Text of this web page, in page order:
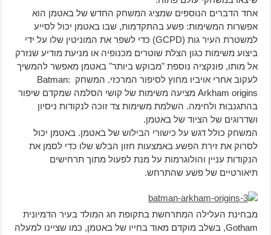
אחד הדברים הנוספים שמציג המשחק החדש של באטמן הוא
אפשרות המשימות: פשע בהתקדמות, שבו באטמן יכול לסייע
למשטרת העיר גות (GCPD) כדי לשפר את המוניטין שלו על ידי
ביצוע משימות כגון הצלת שוטרים מכנופיה או מניעת מודיע שנזרק
אל מותו, פונקציה נוספת "מבוקש ביותר" באטמן מאפשר להמשיך
לעקוב אחרי אויביו מחוץ לסיפור המרכזי. המשחק Batman:
Arkham origins מציעה משימות של קושי הסלמה שמקדם שיפור
בהתגנבות ולחימה. השלמת משימות צד זוכה לנקודות ניסיון
ושדרוגים של הציוד של באטמן.
המשחק כולל דגש על כישורי הבילוש של באטמן. באטמן יכול
לסרוק את זירת הפשע באמצעות חזון הבלש שלו כדי לסמן את
הנקודות עניין והולוגרמות על מנת לפעול מתוך תרחישים
תיאורטיים של פשע שהתרחש.
מבחינת העלילה המתרחשת בתקופת חג המולד בעיר הדמיונית
Gotham, בשלב מוקדם מאוד בחייו של באטמן, כמו שציינו למעלה